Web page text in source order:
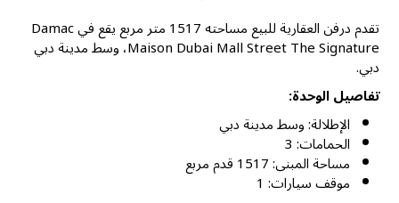
تقدم درفن العقارية للبيع مساحته 1517 متر مربع يقع في Damac
Maison Dubai Mall Street The Signature، وسط مدينة دبي
دبي.
تفاصيل الوحدة:
الإطلالة: وسط مدينة دبي
الحمامات: 3
مساحة المبنى: 1517 قدم مربع
موقف سيارات: 1